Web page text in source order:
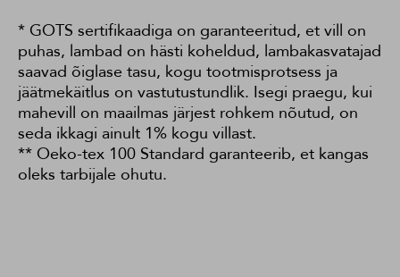
* GOTS sertifikaadiga on garanteeritud, et vill on
puhas, lambad on hästi koheldud, lambakasvatajad
saavad õiglase tasu, kogu tootmisprotsess ja
jäätmekäitlus on vastutustundlik. Isegi praegu, kui
mahevill on maailmas järjest rohkem nõutud, on
seda ikkagi ainult 1% kogu villast.
** Oeko-tex 100 Standard garanteerib, et kangas
oleks tarbijale ohutu.